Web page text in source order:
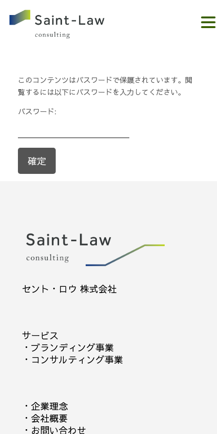
このコンテンツはパスワードで保護されています。閲
覧するには以下にパスワードを入力してください。
パスワード:
セント・ロウ 株式会社
サービス
・ ブランディング事業
・ コンサルティング事業
・ 企業理念
・ 会社概要
・ お問い合わせ
。。。。。。。。。。。。。